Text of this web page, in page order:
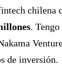
chilena
.
de inversión.